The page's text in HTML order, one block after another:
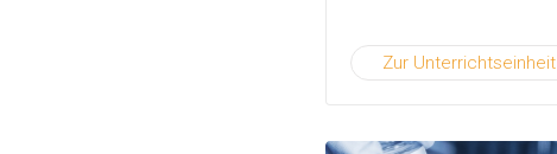
Zur Unterrichtseinheit